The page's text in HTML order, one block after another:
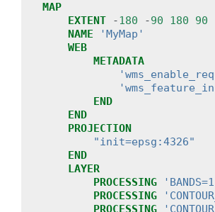
MAP
EXTENT
-180 -90 180
90
NAME
'MyMap'
WEB
METADATA
END
END
PROJECTION
"init=epsg:4326"
END
LAYER
PROCESSING
PROCESSING
PROCESSING